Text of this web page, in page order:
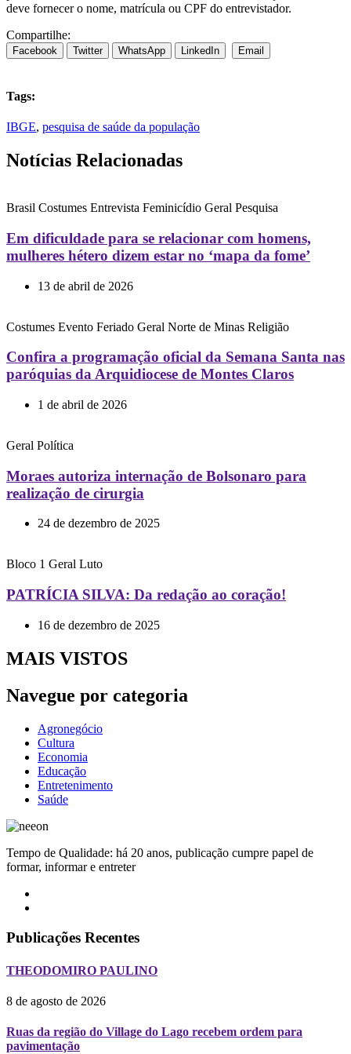
deve fornecer o nome, matrícula ou CPF do entrevistador.
Compartilhe:
Facebook Twitter WhatsApp LinkedIn Email
Tags:
IBGE, pesquisa de saúde da população
Notícias Relacionadas
Brasil Costumes Entrevista Feminicídio Geral Pesquisa
Em dificuldade para se relacionar com homens,
mulheres hétero dizem estar no ‘mapa da fome’
13 de abril de 2026
Costumes Evento Feriado Geral Norte de Minas Religião
Confira a programação oficial da Semana Santa nas
paróquias da Arquidiocese de Montes Claros
1 de abril de 2026
Geral Política
Moraes autoriza internação de Bolsonaro para
realização de cirurgia
24 de dezembro de 2025
Bloco 1 Geral Luto
PATRÍCIA SILVA: Da redação ao coração!
16 de dezembro de 2025
MAIS VISTOS
Navegue por categoria
Agronegócio
Cultura
Economia
Educação
Entretenimento
Saúde
Tempo de Qualidade: há 20 anos, publicação cumpre papel de
formar, informar e entreter
Publicações Recentes
THEODOMIRO PAULINO
8 de agosto de 2026
Ruas da região do Village do Lago recebem ordem para
pavimentação